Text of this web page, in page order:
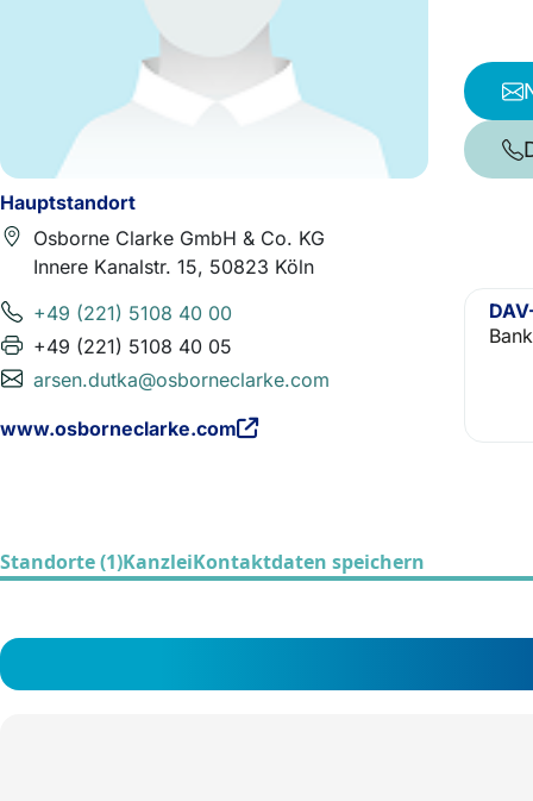
Hauptstandort
Osborne Clarke GmbH & Co. KG
Innere Kanalstr. 15, 50823 Köln
+49 (221) 5108 40 00
+49 (221) 5108 40 05
arsen.dutka@osborneclarke.com
www.osborneclarke.com
Standorte (1)KanzleiKontaktdaten speichern